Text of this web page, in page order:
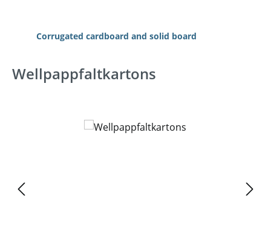
Corrugated cardboard and solid board
Wellpappfaltkartons
Ignorer la galerie d'images